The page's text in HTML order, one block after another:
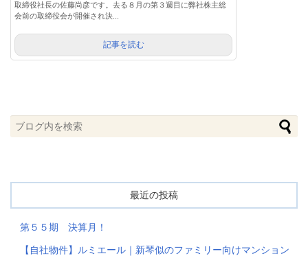
取締役社長の佐藤尚彦です。去る８月の第３週目に弊社株主総
会前の取締役会が開催され決...
記事を読む
最近の投稿
第５５期 決算月！
【自社物件】ルミエール｜新琴似のファミリー向けマンション